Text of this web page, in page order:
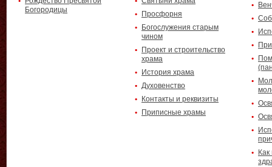
Богородицы
Просфорня
Богослужения старым
чином
Проект и строительство
храма
История храма
Духовенство
Контакты и реквизиты
Приписные храмы